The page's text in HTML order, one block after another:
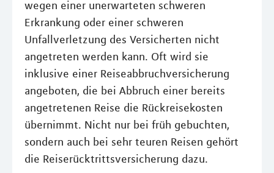
wegen einer unerwarteten schweren
Erkrankung oder einer schweren
Unfallverletzung des Versicherten nicht
angetreten werden kann. Oft wird sie
inklusive einer Reiseabbruchversicherung
angeboten, die bei Abbruch einer bereits
angetretenen Reise die Rückreisekosten
übernimmt. Nicht nur bei früh gebuchten,
sondern auch bei sehr teuren Reisen gehört
die Reiserücktrittsversicherung dazu.